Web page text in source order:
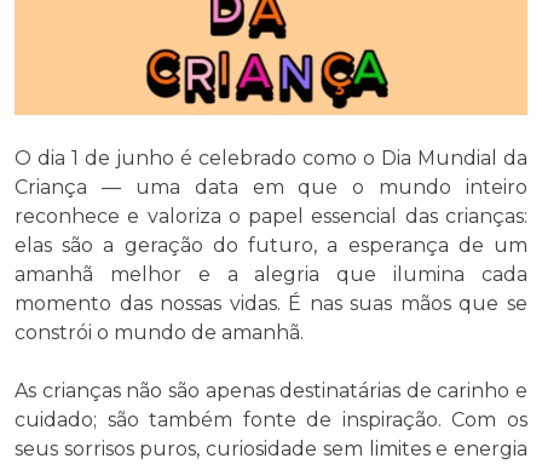
O dia 1 de junho é celebrado como o Dia Mundial da
Criança — uma data em que o mundo inteiro
reconhece e valoriza o papel essencial das crianças:
elas são a geração do futuro, a esperança de um
amanhã melhor e a alegria que ilumina cada
momento das nossas vidas. É nas suas mãos que se
constrói o mundo de amanhã.
As crianças não são apenas destinatárias de carinho e
cuidado; são também fonte de inspiração. Com os
seus sorrisos puros, curiosidade sem limites e energia